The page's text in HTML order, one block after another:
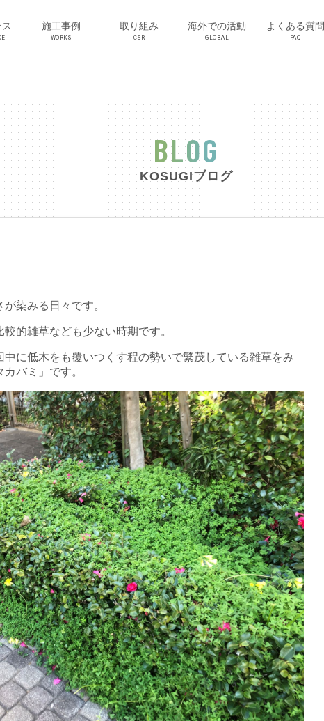
施工事例
WORKS
取り組み
CSR
海外での活動
GLOBAL
よくある質問
FAQ
BLOG
KOSUGIブログ
染みる日々です。
的雑草なども少ない時期です。
に低木をも覆いつくす程の勢いで繁茂している雑草をみ
バミ」です。